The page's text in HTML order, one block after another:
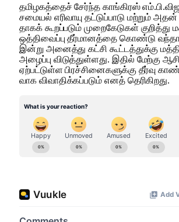
தமிழகத்​தைச் சேர்ந்த காங்​கிரஸ்
சமையல் எரி​வாயு தட்​டுப்​பாடு மற்​றும்
தாகக் கூறப்​படும் முறை​கேடு​கள்
ஒத்​திவைப்பு தீர்​மானத்தை கொண்டு
இன்று அனைத்து கட்சி கூட்​டத்​துக்கு
அழைப்பு விடுத்​துள்​ளது. இதில் மேற்கு
ஏற்பட்டுள்ள பிரச்​சினை​களுக்கு தீர்வு
வாக வி​வா​திக்​கப்​படும்​ எனத்​ தெரிகிறது.